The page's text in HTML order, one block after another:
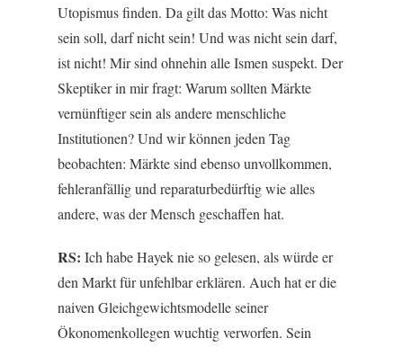
Utopismus finden. Da gilt das Motto: Was nicht
sein soll, darf nicht sein! Und was nicht sein darf,
ist nicht! Mir sind ohnehin alle Ismen suspekt. Der
Skeptiker in mir fragt: Warum sollten Märkte
vernünftiger sein als andere menschliche
Institutionen? Und wir können jeden Tag
beobachten: Märkte sind ebenso unvollkommen,
fehleranfällig und reparaturbedürftig wie alles
andere, was der Mensch geschaffen hat.
RS: Ich habe Hayek nie so gelesen, als würde er
den Markt für unfehlbar erklären. Auch hat er die
naiven Gleichgewichtsmodelle seiner
Ökonomenkollegen wuchtig verworfen. Sein